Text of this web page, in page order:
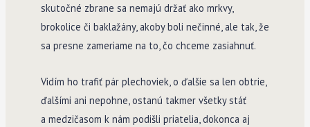
skutočné zbrane sa nemajú držať ako mrkvy,
brokolice či baklažány, akoby boli nečinné, ale tak, že
sa presne zameriame na to, čo chceme zasiahnuť.
Vidím ho trafiť pár plechoviek, o ďalšie sa len obtrie,
ďalšími ani nepohne, ostanú takmer všetky stáť
a medzičasom k nám podišli priatelia, dokonca aj